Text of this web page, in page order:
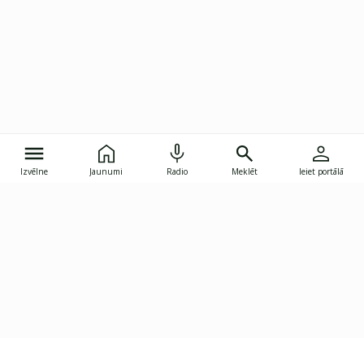
Izvēlne Jaunumi Radio Meklēt Ieiet portālā